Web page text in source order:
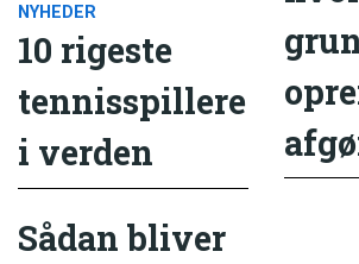
NYHEDER
10 rigeste
tennisspillere
i verden
Sådan bliver